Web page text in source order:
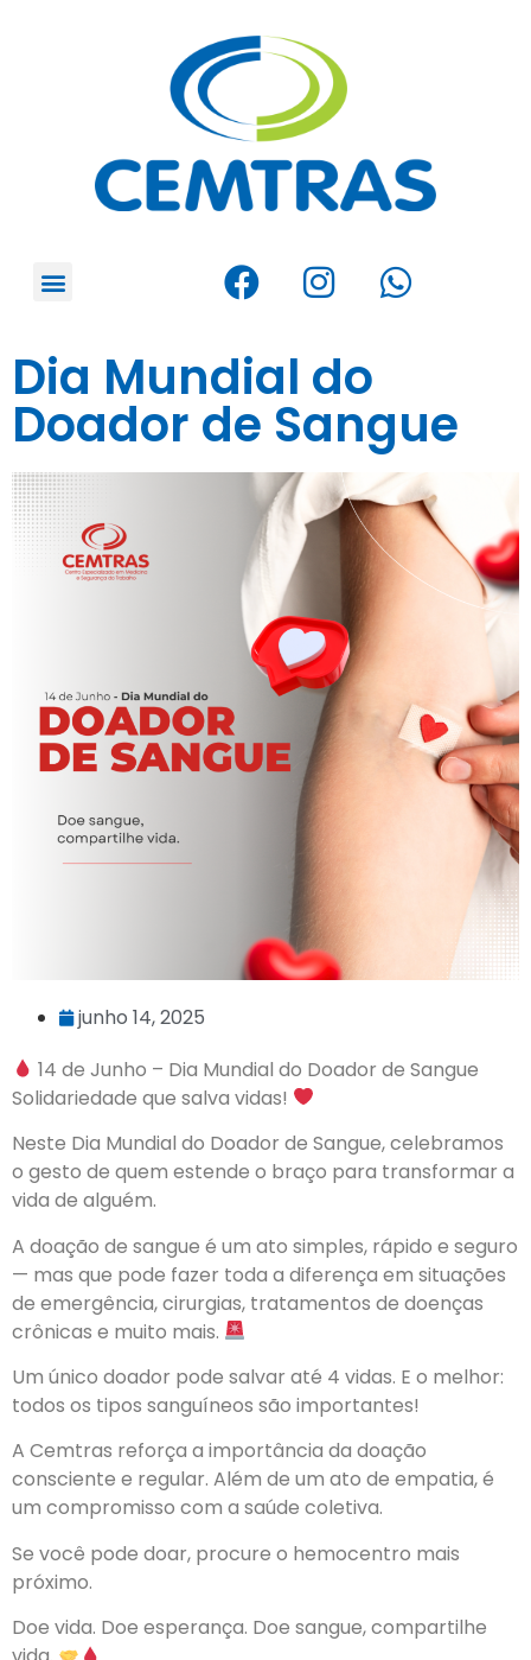
Dia Mundial do
Doador de Sangue
junho 14, 2025
14 de Junho – Dia Mundial do Doador de Sangue
Solidariedade que salva vidas!
Neste Dia Mundial do Doador de Sangue, celebramos
o gesto de quem estende o braço para transformar a
vida de alguém.
A doação de sangue é um ato simples, rápido e seguro
— mas que pode fazer toda a diferença em situações
de emergência, cirurgias, tratamentos de doenças
crônicas e muito mais.
Um único doador pode salvar até 4 vidas. E o melhor:
todos os tipos sanguíneos são importantes!
A Cemtras reforça a importância da doação
consciente e regular. Além de um ato de empatia, é
um compromisso com a saúde coletiva.
Se você pode doar, procure o hemocentro mais
próximo.
Doe vida. Doe esperança. Doe sangue, compartilhe